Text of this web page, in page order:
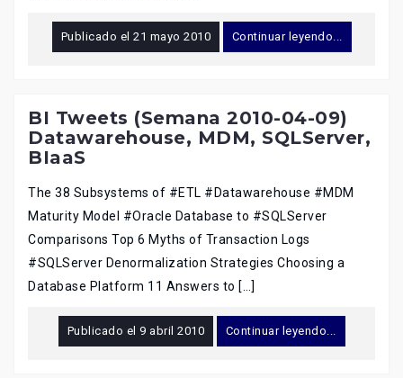
Publicado el 21 mayo 2010 Continuar leyendo...
BI Tweets (Semana 2010-04-09)
Datawarehouse, MDM, SQLServer,
BIaaS
The 38 Subsystems of #ETL #Datawarehouse #MDM
Maturity Model #Oracle Database to #SQLServer
Comparisons Top 6 Myths of Transaction Logs
#SQLServer Denormalization Strategies Choosing a
Database Platform 11 Answers to […]
Publicado el 9 abril 2010 Continuar leyendo...